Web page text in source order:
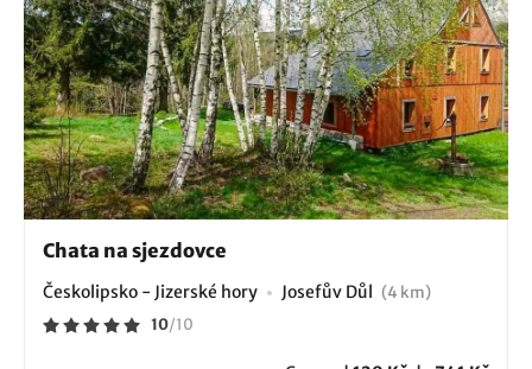
Chata na sjezdovce
Českolipsko - Jizerské hory Josefův Důl (4 km)
10/10